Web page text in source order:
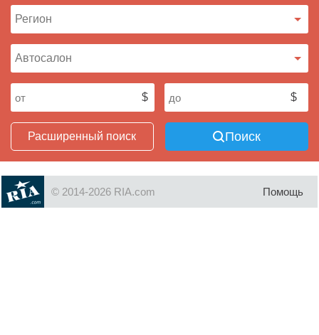
Расширенный поиск Поиск
© 2014-2026 RIA.com Помощь